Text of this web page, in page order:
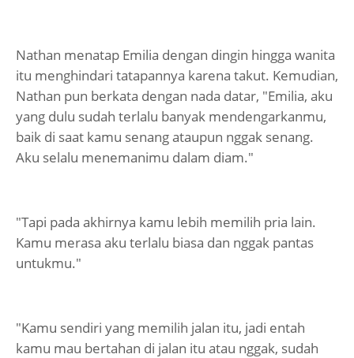
Nathan menatap Emilia dengan dingin hingga wanita
itu menghindari tatapannya karena takut. Kemudian,
Nathan pun berkata dengan nada datar, "Emilia, aku
yang dulu sudah terlalu banyak mendengarkanmu,
baik di saat kamu senang ataupun nggak senang.
Aku selalu menemanimu dalam diam."
"Tapi pada akhirnya kamu lebih memilih pria lain.
Kamu merasa aku terlalu biasa dan nggak pantas
untukmu."
"Kamu sendiri yang memilih jalan itu, jadi entah
kamu mau bertahan di jalan itu atau nggak, sudah